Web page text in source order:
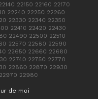
22150 22160 22170
22240 22250 22260
22330 22340 22350
22410 22420 22430
22490 22500 22510
22570 22580 22590
22650 22660 22680
22740 22750 22770
22860 22870 22930
22980
de moi